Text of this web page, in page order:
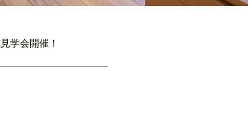
学会開催！